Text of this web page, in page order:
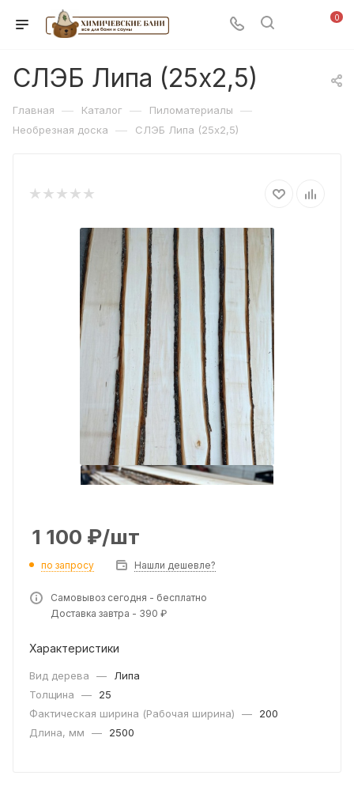
0
СЛЭБ Липа (25х2,5)
Главная — Каталог — Пиломатериалы —
Необрезная доска — СЛЭБ Липа (25х2,5)
1 100 ₽/шт
по запросу Нашли дешевле?
Самовывоз сегодня - бесплатно
Доставка завтра - 390 ₽
Характеристики
Вид дерева —
Липа
Толщина
—
25
Фактическая ширина (Рабочая ширина)
—
200
Длина, мм
— 2500